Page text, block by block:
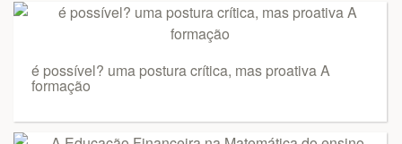
é possível? uma postura crítica, mas proativa A
formação